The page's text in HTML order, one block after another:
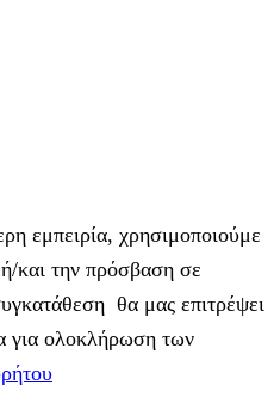
εμπειρία, χρησιμοποιούμε
και την πρόσβαση σε
θα μας επιτρέψει
για ολοκλήρωση των